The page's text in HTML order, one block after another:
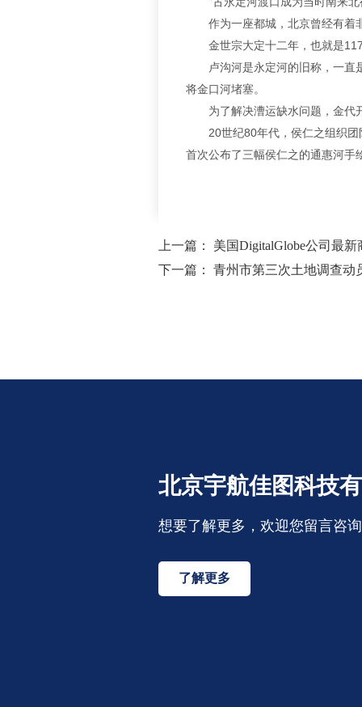
作为一座都城，北京曾经有着非
金世宗大定十二年，也就是
卢沟河是永定河的旧称，一直是
将金口河堵塞。
为了解决漕运缺水问题，金代开
20世纪80年代，侯仁之组织团队
首次公布了三幅侯仁之的通惠河手
上一篇： 美国DigitalGlobe公司最
下一篇： 青州市第三次土地调查动
想要了解更多，欢迎您留言咨询
了解更多
北京宇航佳图科技